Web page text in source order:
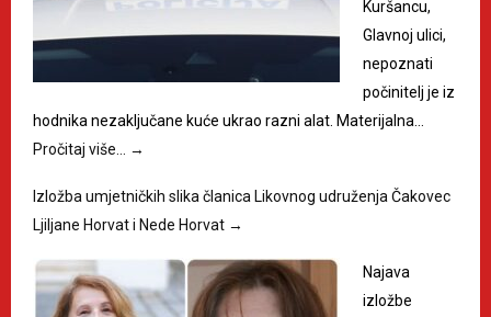
Kuršancu,
Glavnoj ulici,
nepoznati
počinitelj je iz
hodnika nezaključane kuće ukrao razni alat. Materijalna…
Pročitaj više…
→
Izložba umjetničkih slika članica Likovnog udruženja Čakovec
Ljiljane Horvat i Nede Horvat →
Najava
izložbe